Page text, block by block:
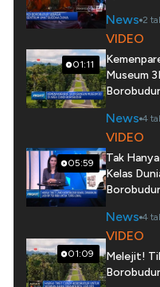
News 2
01:11
VIDEO
Museum
Borobudur
News 4
05:59
VIDEO
Tak
Kelas
Borobudur
News 4
01:09
VIDEO
Melejit!